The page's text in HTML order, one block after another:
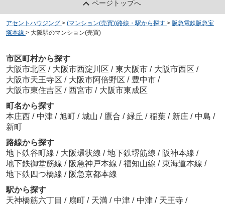
ページトップへ
アセントハウジング > (マンション(売買))路線・駅から探す > 阪急電鉄阪急宝
塚本線 > 大阪駅のマンション(売買)
市区町村から探す
大阪市北区 / 大阪市西淀川区 / 東大阪市 / 大阪市西区 /
大阪市天王寺区 / 大阪市阿倍野区 / 豊中市 /
大阪市東住吉区 / 西宮市 / 大阪市東成区
町名から探す
本庄西 / 中津 / 旭町 / 城山 / 鷹合 / 緑丘 / 稲葉 / 新庄 / 中島 /
新町
路線から探す
地下鉄谷町線 / 大阪環状線 / 地下鉄堺筋線 / 阪神本線 /
地下鉄御堂筋線 / 阪急神戸本線 / 福知山線 / 東海道本線 /
地下鉄四つ橋線 / 阪急京都本線
駅から探す
天神橋筋六丁目 / 扇町 / 天満 / 中津 / 中津 / 天王寺 /